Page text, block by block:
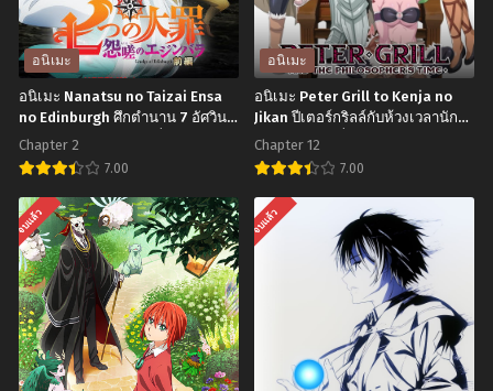
อนิเมะ
อนิเมะ Nanatsu no Taizai Ensa
no Edinburgh ศึกตำนาน 7 อัศวิน
แค้นเอดินเบอระ ตอนที่1-2 พากย์
ไทย+ซับไทย
Chapter 2
7.00
อ
นิ
เมะ
Nanatsu
no
Taizai
Ensa
อนิเมะ
อนิเมะ Peter Grill to Kenja no
Jikan ปีเตอร์กริลล์กับห้วงเวลานัก
ปราชญ์ ตอนที่1-12 ซับไทย
Chapter 12
7.00
อ
นิ
Kenja
จบแล้ว จบแล้ว